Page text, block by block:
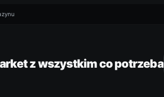
z wszystkim co potrzeba